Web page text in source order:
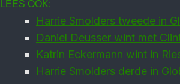
LEES OOK:
Harrie Smolders tweede in
Daniel Deusser wint met
Katrin Eckermann wint in
Harrie Smolders derde in